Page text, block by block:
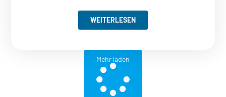
WEITERLESEN
Mehr laden